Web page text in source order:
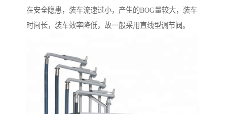
在安全隐患，装车流速过小，产生的BOG量较大，装车
时间长，装车效率降低，故一般采用直线型调节阀。